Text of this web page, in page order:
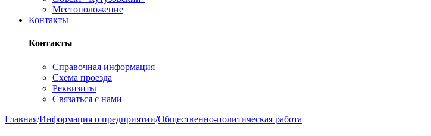
Местоположение
Контакты
Контакты
Справочная информация
Схема проезда
Реквизиты
Связаться с нами
Главная/Информация о предприятии/Общественно-политическая работа